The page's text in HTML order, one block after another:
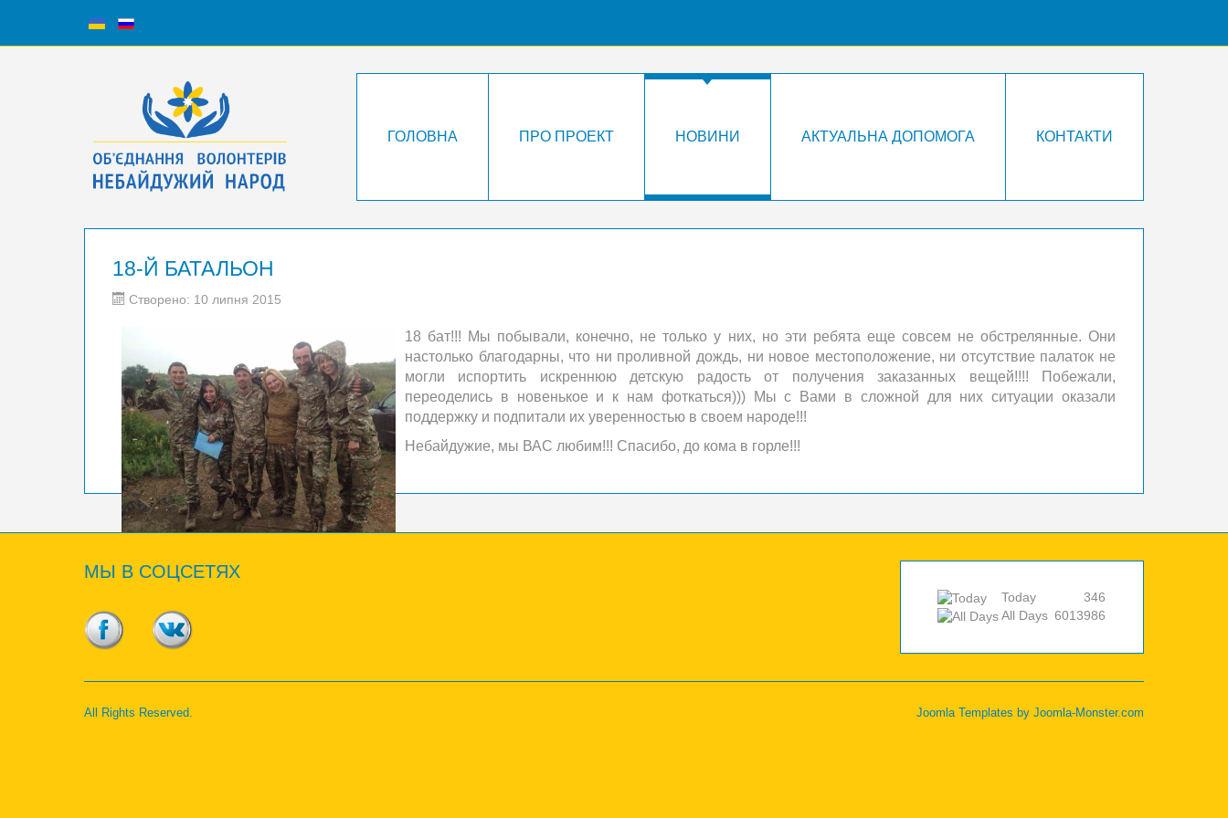
ГОЛОВНА ПРО ПРОЕКТ НОВИНИ АКТУАЛЬНА ДОПОМОГА КОНТАКТИ
18-Й БАТАЛЬОН
Створено: 10 липня 2015
18 бат!!! Мы побывали, конечно, не только у них, но эти ребята еще совсем не обстрелянные. Они
настолько благодарны, что ни проливной дождь, ни новое местоположение, ни отсутствие палаток не
могли испортить искреннюю детскую радость от получения заказанных вещей!!!! Побежали,
переоделись в новенькое и к нам фоткаться))) Мы с Вами в сложной для них ситуации оказали
поддержку и подпитали их уверенностью в своем народе!!!
Небайдужие, мы ВАС любим!!! Спасибо, до кома в горле!!!
МЫ В СОЦСЕТЯХ
Today
346
All Days 6013986
All Rights Reserved. Joomla Templates by Joomla-Monster.com